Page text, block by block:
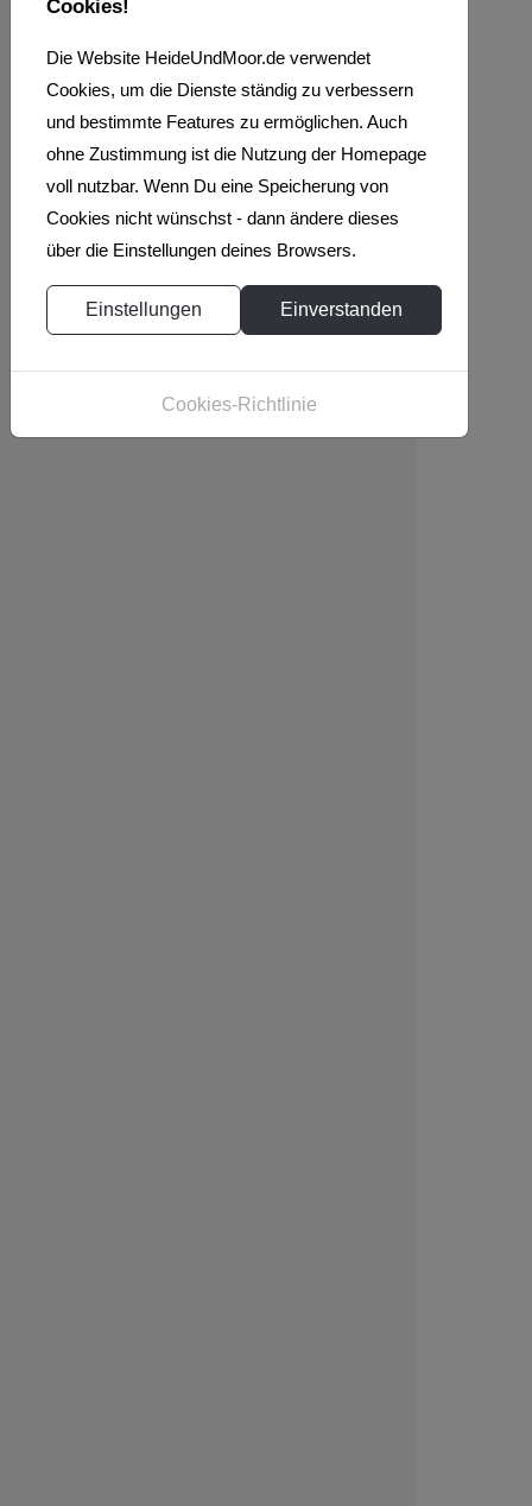
Cookies!
Die Website HeideUndMoor.de verwendet
Cookies, um die Dienste ständig zu verbessern
und bestimmte Features zu ermöglichen. Auch
ohne Zustimmung ist die Nutzung der Homepage
voll nutzbar. Wenn Du eine Speicherung von
Cookies nicht wünschst - dann ändere dieses
über die Einstellungen deines Browsers.
Einstellungen Einverstanden
Cookies-Richtlinie